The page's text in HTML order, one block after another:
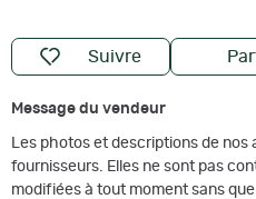
Suivre
Message du vendeur
Les photos et descriptions de
fournisseurs. Elles ne sont pas
modifiées à tout moment sans